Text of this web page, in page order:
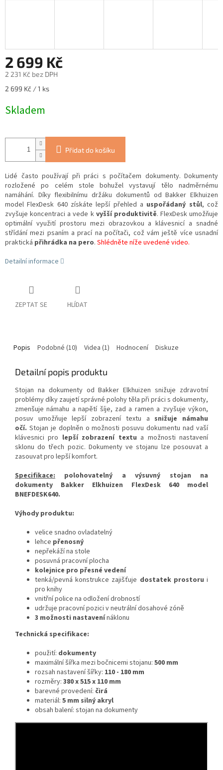
2 699 Kč
2 231 Kč bez DPH
Měrná
2 699 Kč / 1 ks
Skladem
Přidat do košíku
Lidé často používají při práci s počítačem dokumenty. Dokumenty
rozložené po celém stole bohužel vystavují tělo nadměrnému
namáhání. Díky flexibilnímu držáku dokumentů od Bakker Elkhuizen
model FlexDesk 640 získáte lepší přehled a uspořádaný stůl, což
zvyšuje koncentraci a vede k vyšší produktivitě. FlexDesk umožňuje
optimální využití prostoru mezi obrazovkou a klávesnicí a snadné
střídání mezi psaním a prací na počítači, což vám ještě více usnadní
praktická přihrádka na pero. Shlédněte níže uvedené video.
Detailní informace
ZEPTAT SE HLÍDAT
Popis Podobné (10) Videa (1) Hodnocení Diskuze
Detailní popis produktu
Stojan na dokumenty od Bakker Elkhuizen snižuje zdravotní
problémy díky zaujetí správné polohy těla při práci s dokumenty,
zmenšuje námahu a napětí šíje, zad a ramen a zvyšuje výkon,
posuv umožňuje lepší zobrazení textu a snižuje námahu
očí. Stojan je doplněn o možnosti posuvu dokumentu nad vaší
klávesnici pro lepší zobrazení textu a možnosti nastavení
sklonu do třech pozic. Dokumenty ve stojanu lze posouvat a
zasouvat pro lepší komfort.
Specifikace: polohovatelný a výsuvný stojan na
dokumenty Bakker Elkhuizen FlexDesk 640 model
BNEFDESK640.
Výhody produktu:
velice snadno ovladatelný
lehce přenosný
nepřekáží na stole
posuvná pracovní plocha
kolejnice pro přesné vedení
tenká/pevná konstrukce zajišťuje dostatek prostoru i
pro knihy
vnitřní police na odložení drobností
udržuje pracovní pozici v neutrální dosahové zóně
3 možnosti nastavenínáklonu
Technická specifikace:
použití: dokumenty
maximální šířka mezi bočnicemi stojanu: 500 mm
rozsah nastavení šířky: 110 - 180 mm
rozměry: 380 x 515 x 110 mm
barevné provedení: čirá
materiál: 5 mm silný akryl
obsah balení: stojan na dokumenty